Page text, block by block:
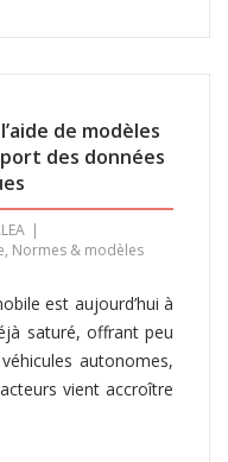
de modèles
des données
, Normes & modèles
est aujourd’hui à
saturé, offrant peu
autonomes,
vient accroître